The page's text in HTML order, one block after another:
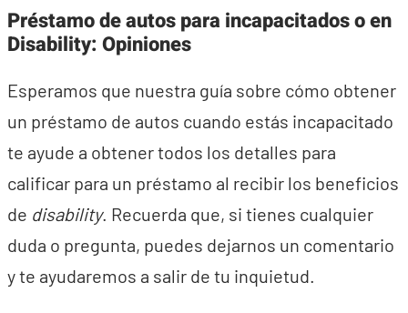
Préstamo de autos para incapacitados o en
Disability: Opiniones
Esperamos que nuestra guía sobre cómo obtener
un préstamo de autos cuando estás incapacitado
te ayude a obtener todos los detalles para
calificar para un préstamo al recibir los beneficios
de disability. Recuerda que, si tienes cualquier
duda o pregunta, puedes dejarnos un comentario
y te ayudaremos a salir de tu inquietud.